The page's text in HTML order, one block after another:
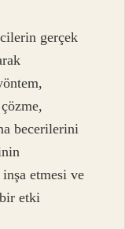
gerçek
becerilerini
etmesi ve
etki